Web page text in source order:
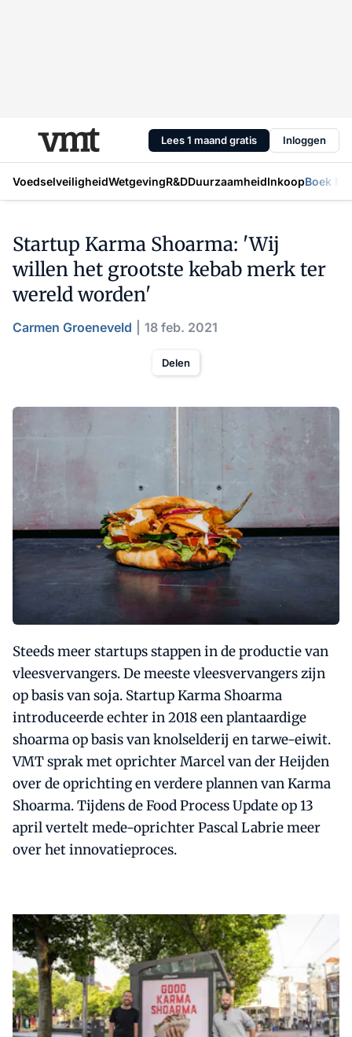
Lees 1 maand gratis Inloggen
VoedselveiligheidWetgevingR&DDuurzaamheidInkoopBoek
Startup Karma Shoarma: 'Wij
willen het grootste kebab merk ter
wereld worden'
Carmen Groeneveld 18 feb. 2021
Delen
Steeds meer startups stappen in de productie van
vleesvervangers. De meeste vleesvervangers zijn
op basis van soja. Startup Karma Shoarma
introduceerde echter in 2018 een plantaardige
shoarma op basis van knolselderij en tarwe-eiwit.
VMT sprak met oprichter Marcel van der Heijden
over de oprichting en verdere plannen van Karma
Shoarma. Tijdens de Food Process Update op 13
april vertelt mede-oprichter Pascal Labrie meer
over het innovatieproces.